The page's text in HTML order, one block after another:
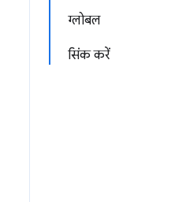
ग्लोबल
सिंक करें